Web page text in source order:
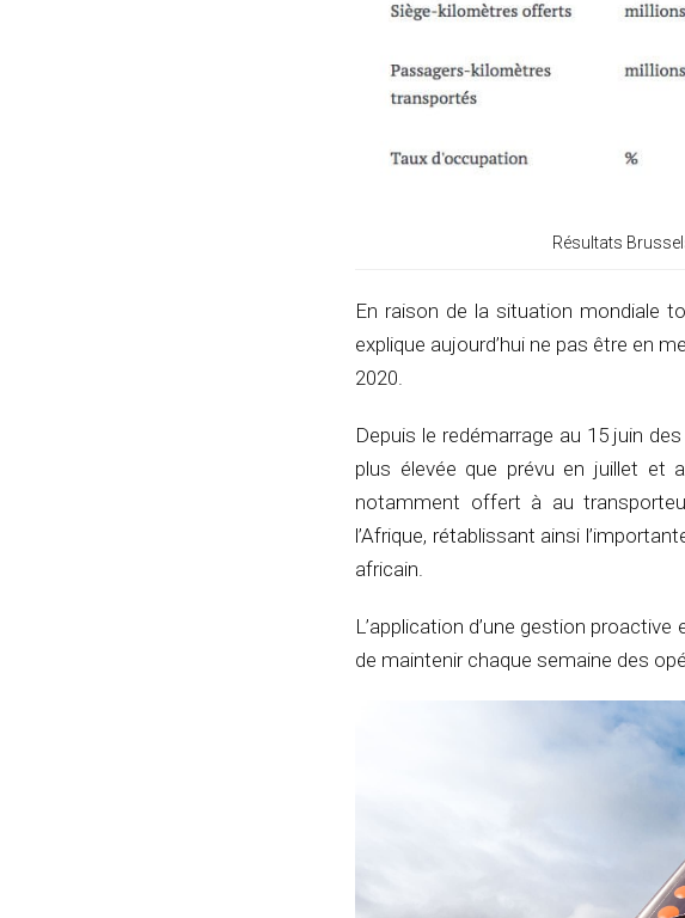
Résultats
En raison de la situation mondiale
explique aujourd’hui ne pas être en
2020.
Depuis le redémarrage au 15 juin
plus élevée que prévu en juillet et
notamment offert à au
l’Afrique, rétablissant ainsi
africain.
L’application d’une gestion
de maintenir chaque semaine des